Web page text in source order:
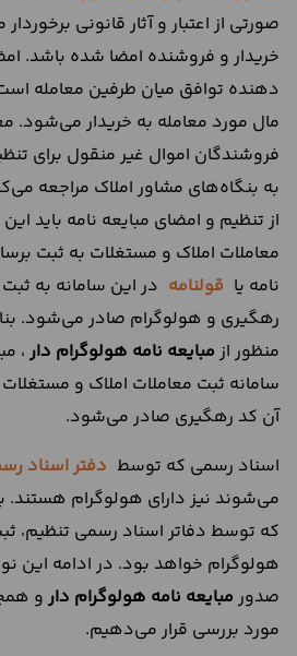
صورتی از اعتبار و آثار قانونی
خریدار و فروشنده امضا شده باشد.
دهنده توافق میان طرفین معامله
مال مورد معامله به خریدار می‌شود.
فروشندگان اموال غیر منقول برای
به بنگاه‌های مشاور املاک مراجعه
از تنظیم و امضای مبایعه نامه باید
معاملات املاک و مستغلات به ثبت
نامه یا قولنامه در این سامانه به
رهگیری و هولوگرام صادر می‌شود.
منظور از مبایعه نامه هولوگرام دار ،
سامانه ثبت معاملات املاک و
آن کد رهگیری صادر می‌شود.
اسناد رسمی که توسط دفتر اسناد
می‌شوند نیز دارای هولوگرام هستند.
که توسط دفاتر اسناد رسمی تنظیم،
هولوگرام خواهد بود. در ادامه این
صدور مبایعه نامه هولوگرام دار و
مورد بررسی قرار می‌دهیم.